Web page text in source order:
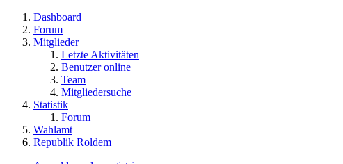
Dashboard
Forum
Mitglieder
Letzte Aktivitäten
Benutzer online
Team
Mitgliedersuche
Statistik
Forum
Wahlamt
Republik Roldem